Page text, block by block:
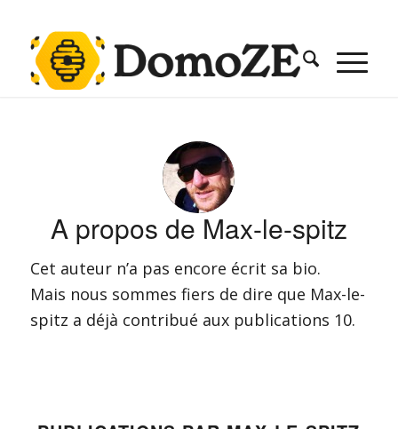
A propos de Max-le-spitz
Cet auteur n’a pas encore écrit sa bio.
Mais nous sommes fiers de dire que Max-le-
spitz a déjà contribué aux publications 10.